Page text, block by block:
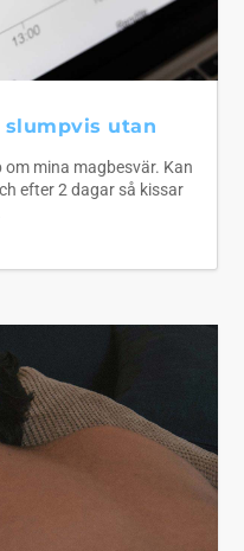
slumpvis utan
mina magbesvär. Kan
efter 2 dagar så kissar